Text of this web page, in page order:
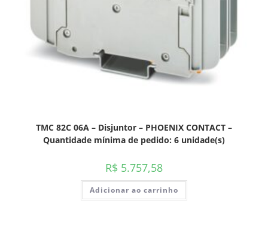
TMC 82C 06A – Disjuntor – PHOENIX CONTACT –
Quantidade mínima de pedido: 6 unidade(s)
R$ 5.757,58
Adicionar ao carrinho